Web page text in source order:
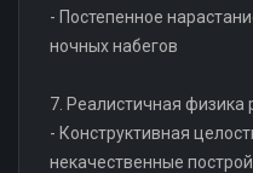
- Постепенное
ночных набегов
7. Реалистичная физика
- Конструктивная
некачественные